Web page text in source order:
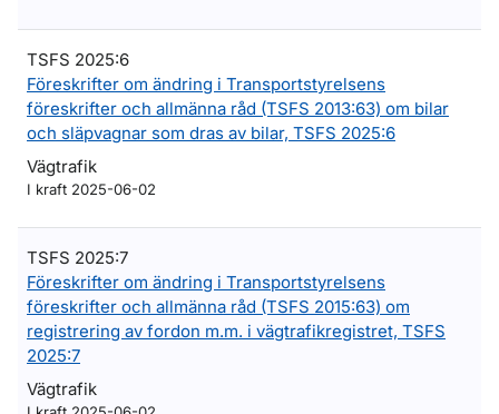
TSFS 2025:6
Föreskrifter om ändring i Transportstyrelsens
föreskrifter och allmänna råd (TSFS 2013:63) om bilar
och släpvagnar som dras av bilar, TSFS 2025:6
Vägtrafik
I kraft 2025-06-02
TSFS 2025:7
Föreskrifter om ändring i Transportstyrelsens
föreskrifter och allmänna råd (TSFS 2015:63) om
registrering av fordon m.m. i vägtrafikregistret, TSFS
2025:7
Vägtrafik